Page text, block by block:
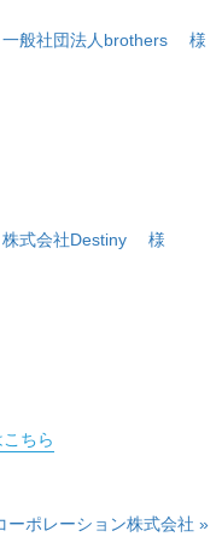
一般社団法人brothers 様
株式会社Destiny 様
ちら
ーポレーション株式会社 »